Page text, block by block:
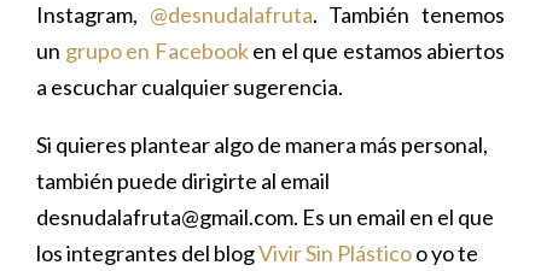
Instagram, @desnudalafruta. También tenemos
un grupo en Facebooken el que estamos abiertos
a escuchar cualquier sugerencia.
Si quieres plantear algo de manera más personal,
también puede dirigirte al email
desnudalafruta@gmail.com. Es un email en el que
los integrantes del blogVivir Sin Plásticoo yo te